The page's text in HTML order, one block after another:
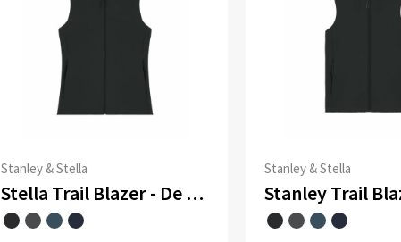
Stanley & Stella
Stella Trail Blazer - De dames softshell bodywarmer
Stanley & Stella